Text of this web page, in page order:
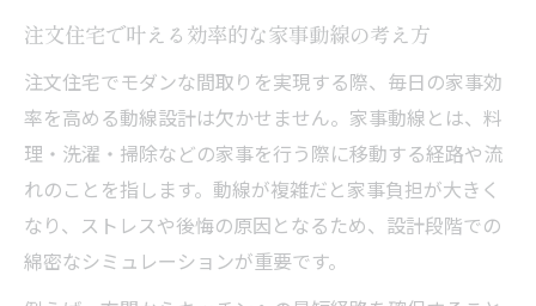
注文住宅で叶える効率的な家事動線の考え方
注文住宅でモダンな間取りを実現する際、毎日の家事効
率を高める動線設計は欠かせません。家事動線とは、料
理・洗濯・掃除などの家事を行う際に移動する経路や流
れのことを指します。動線が複雑だと家事負担が大きく
なり、ストレスや後悔の原因となるため、設計段階での
綿密なシミュレーションが重要です。